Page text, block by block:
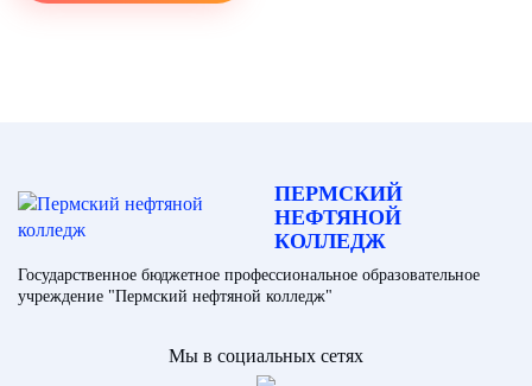
ПЕРМСКИЙ
НЕФТЯНОЙ
КОЛЛЕДЖ
Государственное бюджетное профессиональное образовательное
учреждение "Пермский нефтяной колледж"
Мы в социальных сетях